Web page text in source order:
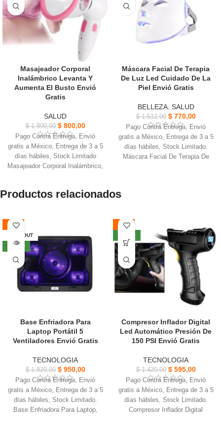
Masajeador Corporal
Inalámbrico Levanta Y
Aumenta El Busto Envió
Gratis
SALUD
$1.800,00 $800,00
Pago Contra Entrega, Envió
gratis a México, Entrega de 3 a 5
días hábiles, Stock Limitado
Masajeador Corporal Inalámbrico,
Manteniendo la elasticidad y el
Fabricado con material ABS no
tóxico y de silicona, está lleno de
cuerpo y cómodo de usar.
Diseño recargable, no hay
necesidad de preocuparse por la
batería, no es suficiente.
Máscara Facial De Terapia
De Luz Led Cuidado De La
Piel Envió Gratis
BELLEZA, SALUD
$1.512,00 $770,00
Pago Contra Entrega, Envió
gratis a México, Entrega de 3 a 5
días hábiles, Stock Limitado.
Máscara Facial De Terapia De
Sin operación, sin dolor, es un
tratamiento seguro y rápido y
protección de la piel.
Brindándole una solución
completa y dinámica para el
cuidado de la piel.
Aumenta la actividad de la piel y
rejuvenece las células desde
adentro hacia afuera
Productos relacionados
-48%
SOLD OUT
NUEVO
Base Enfriadora Para
Laptop Portátil 5
Ventiladores Envió Gratis
TECNOLOGIA
$1.820,00 $950,00
Pago Contra Entrega, Envió
gratis a México, Entrega de 3 a 5
días hábiles, Stock Limitado.
Base Enfriadora Para Laptop,
-58%
NUEVO
Compresor Inflador Digital
Led Automático Presión De
150 PSI Envió Gratis
TECNOLOGIA
$1.420,00 $595,00
Pago Contra Entrega, Envió
gratis a México, Entrega de 3 a 5
días hábiles, Stock Limitado.
Compresor Inflador Digital